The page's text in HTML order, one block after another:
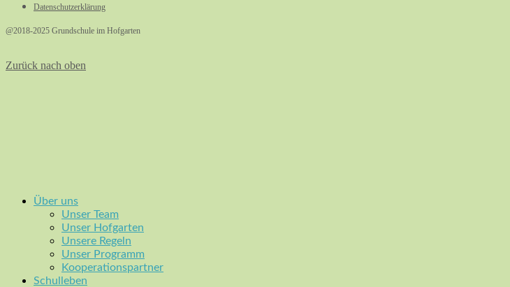
Datenschutzerklärung
@2018-2025 Grundschule im Hofgarten
Zurück nach oben
Über uns
Unser Team
Unser Hofgarten
Unsere Regeln
Unser Programm
Kooperationspartner
Schulleben